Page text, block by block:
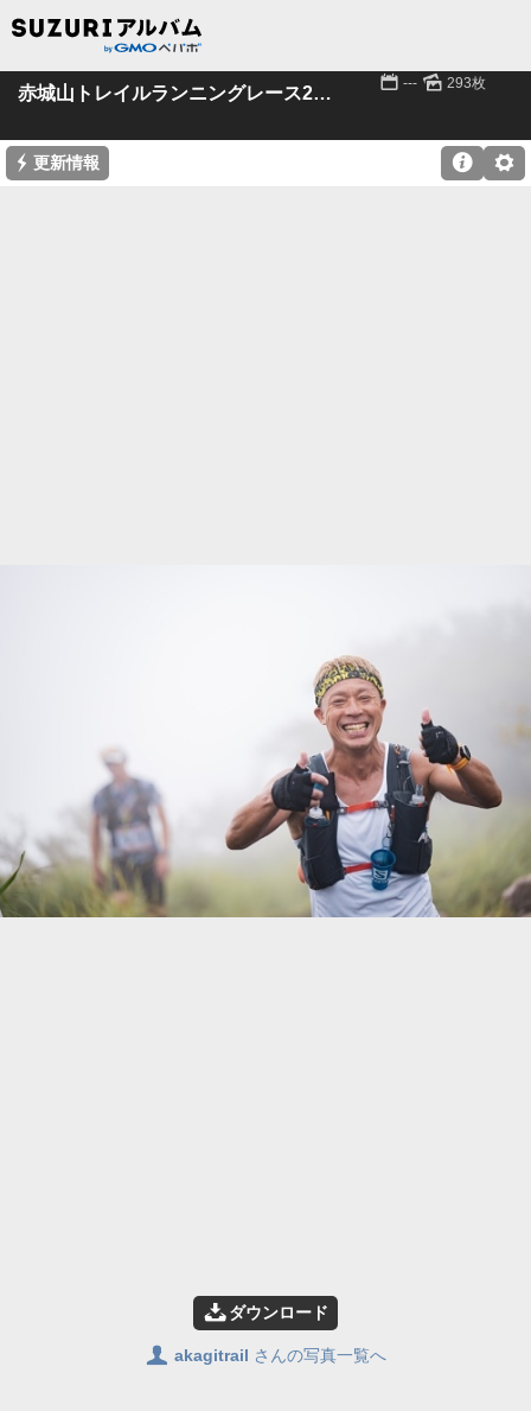
赤城山トレイルランニングレース2023 パート1 📅 --- 🌄 293枚
⚡ 更新情報 ⚙

📥ダウンロード
👤 akagitrail さんの写真一覧へ